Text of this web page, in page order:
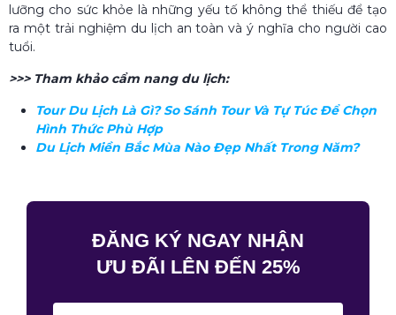
lưỡng cho sức khỏe là những yếu tố không thể thiếu để tạo
ra một trải nghiệm du lịch an toàn và ý nghĩa cho người cao
tuổi.
>>> Tham khảo cẩm nang du lịch:
Tour Du Lịch Là Gì​? So Sánh Tour Và Tự Túc Để Chọn
Hình Thức Phù Hợp
Du Lịch Miền Bắc Mùa Nào Đẹp Nhất Trong Năm?
ĐĂNG KÝ NGAY NHẬN
ƯU ĐÃI LÊN ĐẾN 25%